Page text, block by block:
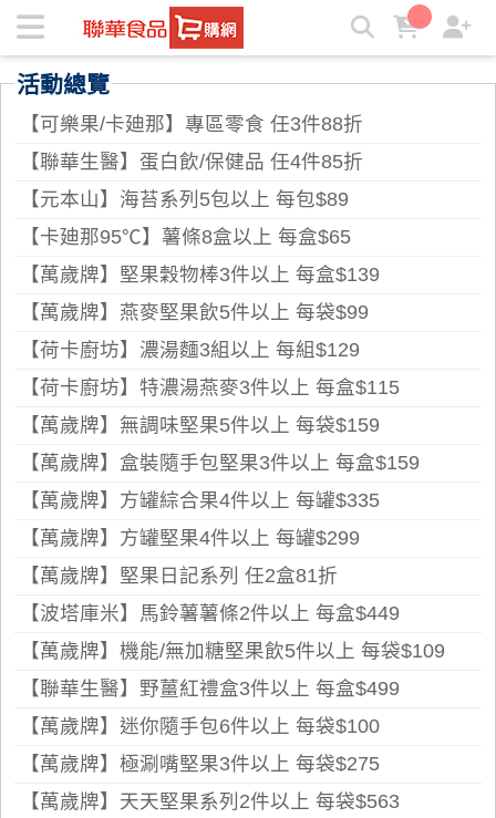
聯華食品e購網-Official Online Store | ★聯華食品e購網★
活動總覽
【可樂果/卡廸那】專區零食 任3件88折
【聯華生醫】蛋白飲/保健品 任4件85折
【元本山】海苔系列5包以上 每包$89
【卡廸那95℃】薯條8盒以上 每盒$65
【萬歲牌】堅果穀物棒3件以上 每盒$139
【萬歲牌】燕麥堅果飲5件以上 每袋$99
【荷卡廚坊】濃湯麵3組以上 每組$129
【荷卡廚坊】特濃湯燕麥3件以上 每盒$115
【萬歲牌】無調味堅果5件以上 每袋$159
【萬歲牌】盒裝隨手包堅果3件以上 每盒$159
【萬歲牌】方罐綜合果4件以上 每罐$335
【萬歲牌】方罐堅果4件以上 每罐$299
【萬歲牌】堅果日記系列 任2盒81折
【波塔庫米】馬鈴薯薯條2件以上 每盒$449
【萬歲牌】機能/無加糖堅果飲5件以上 每袋$109
【聯華生醫】野薑紅禮盒3件以上 每盒$499
【萬歲牌】迷你隨手包6件以上 每袋$100
【萬歲牌】極涮嘴堅果3件以上 每袋$275
【萬歲牌】天天堅果系列2件以上 每袋$563